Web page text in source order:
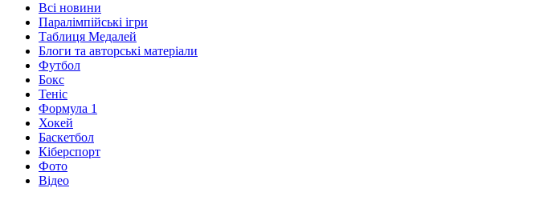
Всі новини
Паралімпійські ігри
Таблиця Медалей
Блоги та авторські матеріали
Футбол
Бокс
Теніс
Формула 1
Хокей
Баскетбол
Кіберспорт
Фото
Відео